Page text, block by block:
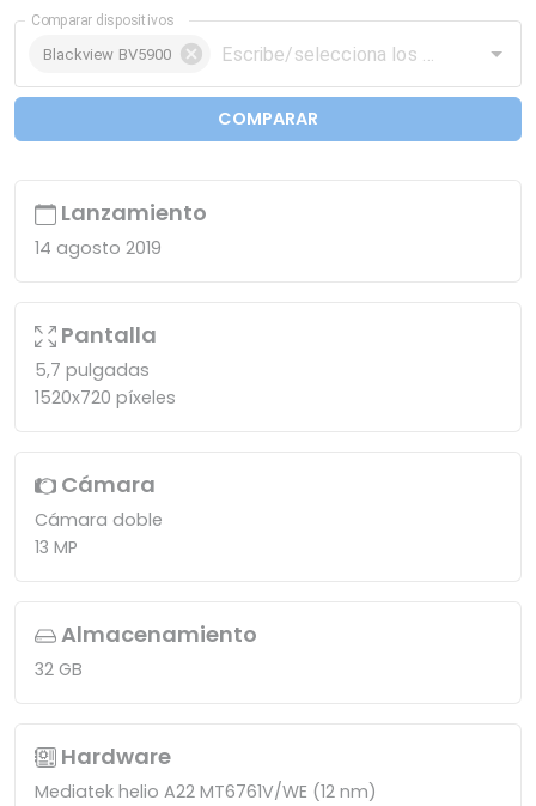
Comparar dispositivos
Blackview BV5900
COMPARAR
Lanzamiento
14 agosto 2019
Pantalla
5,7 pulgadas
1520x720 píxeles
Cámara
Cámara doble
13 MP
Almacenamiento
32 GB
Hardware
Mediatek helio A22 MT6761V/WE (12 nm)